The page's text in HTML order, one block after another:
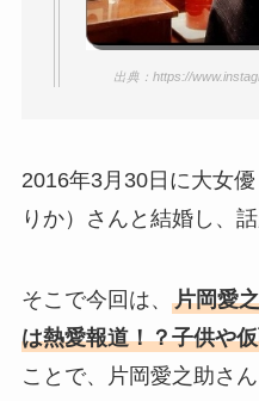
出典：https://
2016年3月30日に大女
りか）さんと結婚し、
そこで今回は、 片岡愛
は熱愛報道！？子供や
ことで、片岡愛之助さ